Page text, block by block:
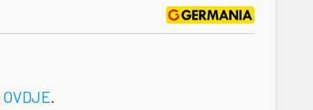
OVDJE.